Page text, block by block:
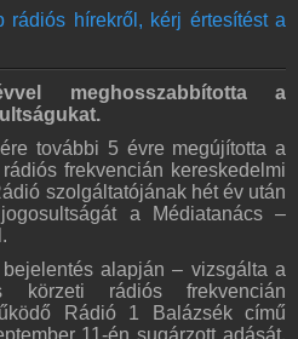
rádiós hírekről, kérj értesítést a
meghosszabbította a
további 5 évre megújította a
frekvencián kereskedelmi
szolgáltatójának hét év után
a Médiatanács –
alapján – vizsgálta a
körzeti rádiós frekvencián
Rádió 1 Balázsék című